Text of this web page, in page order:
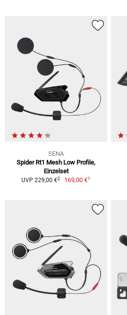
SENA
Spider Rt1 Mesh Low Profile,
Einzelset
UVP 229,00 €2 169,00 €1